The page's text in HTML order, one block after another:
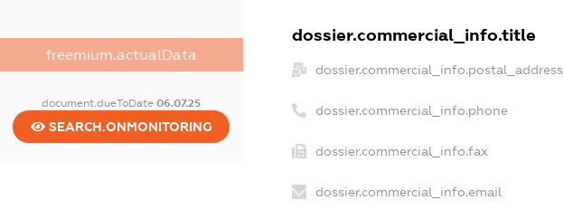
freemium.actualData
document.dueToDate06.07.25
SEARCH.ONMONITORING
dossier.commercial_info.title
dossier.commercial_info.postal_address
dossier.commercial_info.phone
dossier.commercial_info.fax
dossier.commercial_info.email